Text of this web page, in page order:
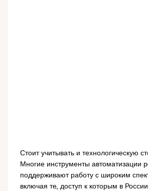
Стоит учитывать и технологическую
Многие инструменты автоматизации
поддерживают работу с широким
включая те, доступ к которым в